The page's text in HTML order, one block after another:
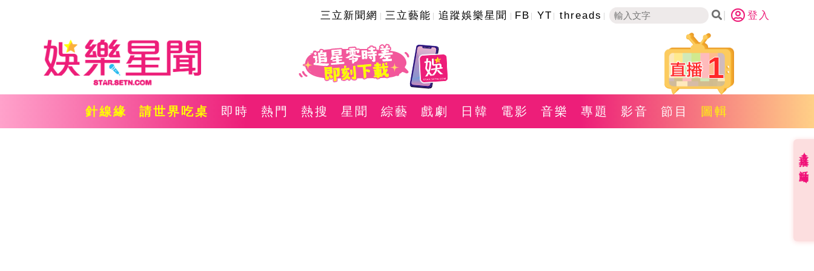
三立新聞網 三立藝能 追蹤娛樂星聞 FB YT threads 登入
1
針線緣 請世界吃桌 即時 熱門 熱搜 星聞 綜藝 戲劇 日韓 電影 音樂 專題 影音 節目 圖輯
直播✦活動